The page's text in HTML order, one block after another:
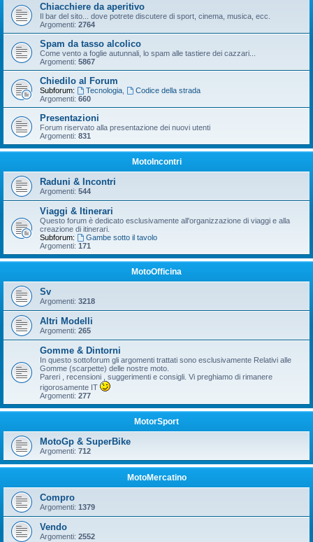
Chiacchiere da aperitivo
Il bar del sito... dove potrete discutere di sport, cinema, musica, ecc.
Argomenti: 2764
Spam da tasso alcolico
Come vento a foglie autunnali, lo spam alle tastiere dei cazzari...
Argomenti: 5867
Chiedilo al Forum
Subforum: Tecnologia,
Codice della strada
Argomenti: 660
Presentazioni
Forum riservato alla presentazione dei nuovi utenti
Argomenti: 831
MotoIncontri
Raduni & Incontri
Argomenti: 544
Viaggi & Itinerari
Questo forum è dedicato esclusivamente all'organizzazione di viaggi e alla
creazione di itinerari.
Subforum:
Gambe sotto il tavolo
Argomenti: 171
MotoOfficina
Sv
Argomenti: 3218
Altri Modelli
Argomenti: 265
Gomme & Dintorni
In questo sottoforum gli argomenti trattati sono esclusivamente Relativi alle
Gomme (scarpette) delle nostre moto.
Pareri , recensioni , suggerimenti e consigli. Vi preghiamo di rimanere
rigorosamente IT
Argomenti: 277
MotorSport
MotoGp & SuperBike
Argomenti: 712
MotoMercatino
Compro
Argomenti: 1379
Vendo
Argomenti: 2552